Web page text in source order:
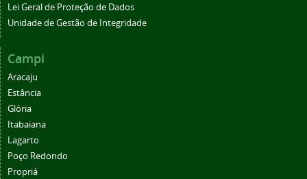
Lei Geral de Proteção de Dados
Unidade de Gestão de Integridade
Campi
Aracaju
Estância
Glória
Itabaiana
Lagarto
Poço Redondo
Propriá